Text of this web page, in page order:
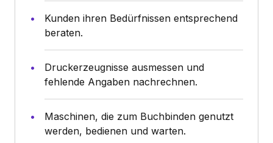
Kunden ihren Bedürfnissen entsprechend
beraten.
Druckerzeugnisse ausmessen und
fehlende Angaben nachrechnen.
Maschinen, die zum Buchbinden genutzt
werden, bedienen und warten.